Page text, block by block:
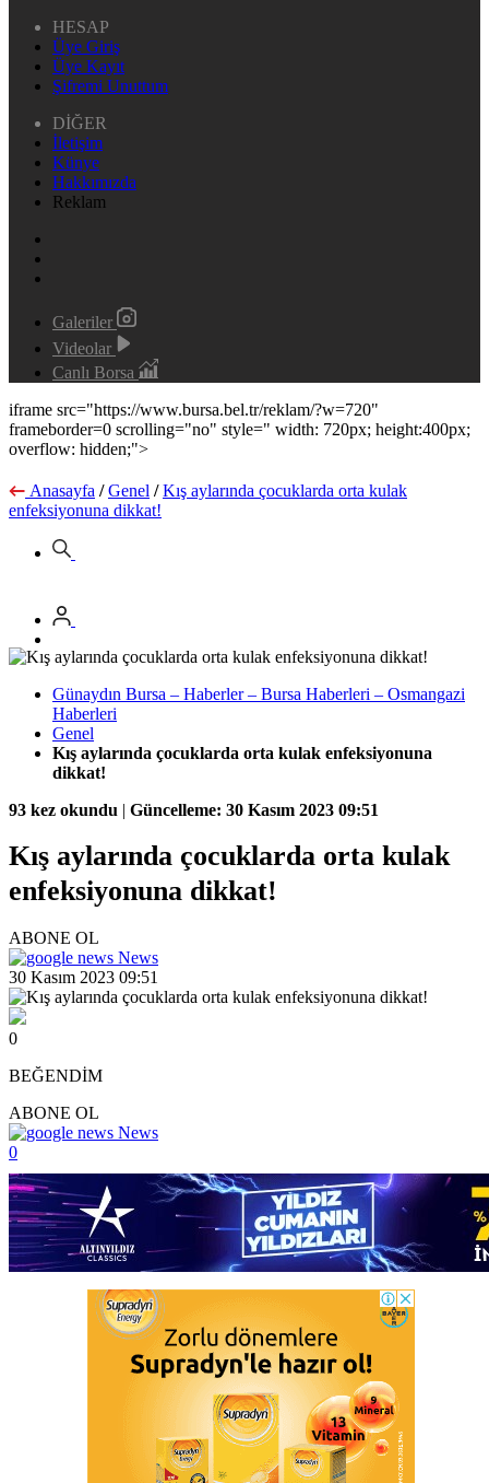
HESAP
Üye Giriş
Üye Kayıt
Şifremi Unuttum
DİĞER
İletişim
Künye
Hakkımızda
Reklam
Galeriler
Videolar
Canlı Borsa
iframe src="https://www.bursa.bel.tr/reklam/?w=720"
frameborder=0 scrolling="no" style=" width: 720px; height:400px;
overflow: hidden;">
Anasayfa / Genel / Kış aylarında çocuklarda orta kulak
enfeksiyonuna dikkat!
Günaydın Bursa – Haberler – Bursa Haberleri – Osmangazi
Haberleri
Genel
Kış aylarında çocuklarda orta kulak enfeksiyonuna
dikkat!
93 kez okundu | Güncelleme: 30 Kasım 2023 09:51
Kış aylarında çocuklarda orta kulak
enfeksiyonuna dikkat!
ABONE OL
News
30 Kasım 2023 09:51
0
BEĞENDİM
ABONE OL
News
0